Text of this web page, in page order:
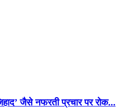
जैसे नफरती प्रचार पर रोक...